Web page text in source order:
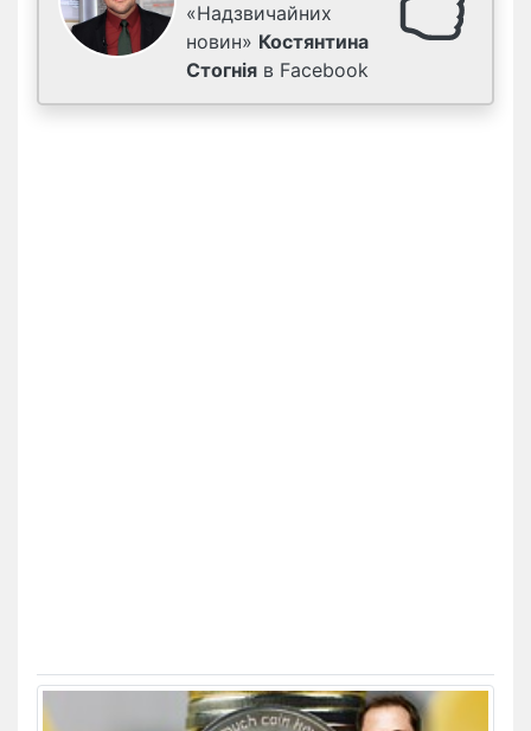
«Надзвичайних
новин» Костянтина
Стогнія в Facebook